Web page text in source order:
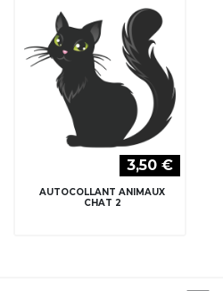
3,50 €
AUTOCOLLANT ANIMAUX
CHAT 2